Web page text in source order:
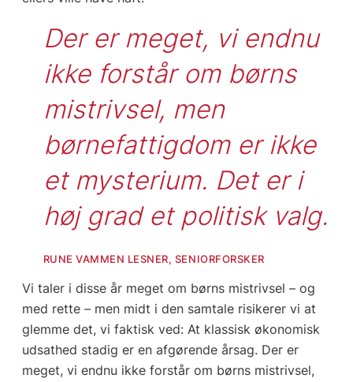
Der er meget, vi endnu
ikke forstår om børns
mistrivsel, men
børnefattigdom er ikke
et mysterium. Det er i
høj grad et politisk valg.
RUNE VAMMEN LESNER, SENIORFORSKER
Vi taler i disse år meget om børns mistrivsel – og
med rette – men midt i den samtale risikerer vi at
glemme det, vi faktisk ved: At klassisk økonomisk
udsathed stadig er en afgørende årsag. Der er
meget, vi endnu ikke forstår om børns mistrivsel,